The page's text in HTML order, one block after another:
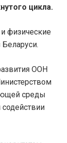
цикла.
физические
ООН
среды